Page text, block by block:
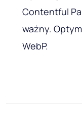
aby awansować:
Sprawdź,
bezpieczne.
Utwórz